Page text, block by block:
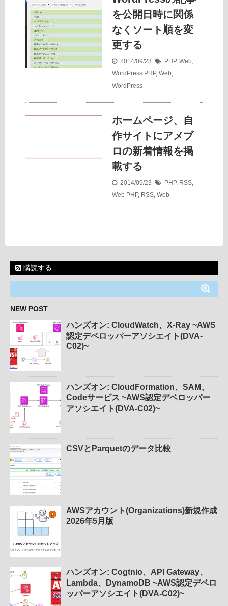
を公開日時に関係
なくソート順を変
更する
2014/09/23 PHP, Web,
WordPress PHP, Web,
WordPress
ホームページ、自
作サイトにアメブ
ロの新着情報を掲
載する
2014/09/23 PHP, RSS,
Web PHP, RSS, Web
購読する
NEW POST
ハンズオン: CloudWatch、X-Ray ~AWS
認定デベロッパーアソシエイト(DVA-
C02)~
ハンズオン: CloudFormation、SAM、
Codeサービス ~AWS認定デベロッパー
アソシエイト(DVA-C02)~
CSVとParquetのデータ比較
AWSアカウント(Organizations)新規作成
2026年5月版
ハンズオン: Cogtnio、API Gateway、
Lambda、DynamoDB ~AWS認定デベロ
ッパーアソシエイト(DVA-C02)~